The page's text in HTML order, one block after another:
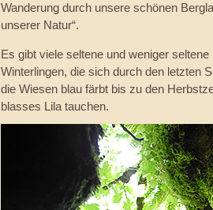
Wanderung durch unsere schönen
unserer Natur“.
Es gibt viele seltene und weniger
Winterlingen, die sich durch den letzten
die Wiesen blau färbt bis zu den
blasses Lila tauchen.